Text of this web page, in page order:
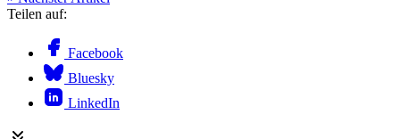
Teilen auf:
Facebook
Bluesky
LinkedIn